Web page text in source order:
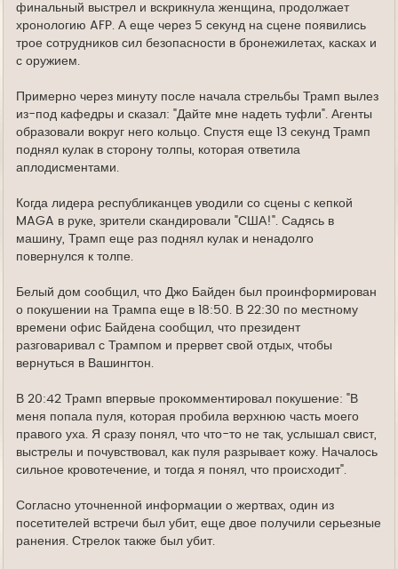
финальный выстрел и вскрикнула женщина, продолжает
хронологию AFP. А еще через 5 секунд на сцене появились
трое сотрудников сил безопасности в бронежилетах, касках и
с оружием.
Примерно через минуту после начала стрельбы Трамп вылез
из-под кафедры и сказал: "Дайте мне надеть туфли". Агенты
образовали вокруг него кольцо. Спустя еще 13 секунд Трамп
поднял кулак в сторону толпы, которая ответила
аплодисментами.
Когда лидера республиканцев уводили со сцены с кепкой
MAGA в руке, зрители скандировали "США!". Садясь в
машину, Трамп еще раз поднял кулак и ненадолго
повернулся к толпе.
Белый дом сообщил, что Джо Байден был проинформирован
о покушении на Трампа еще в 18:50. В 22:30 по местному
времени офис Байдена сообщил, что президент
разговаривал с Трампом и прервет свой отдых, чтобы
вернуться в Вашингтон.
В 20:42 Трамп впервые прокомментировал покушение: "В
меня попала пуля, которая пробила верхнюю часть моего
правого уха. Я сразу понял, что что-то не так, услышал свист,
выстрелы и почувствовал, как пуля разрывает кожу. Началось
сильное кровотечение, и тогда я понял, что происходит".
Согласно уточненной информации о жертвах, один из
посетителей встречи был убит, еще двое получили серьезные
ранения. Стрелок также был убит.